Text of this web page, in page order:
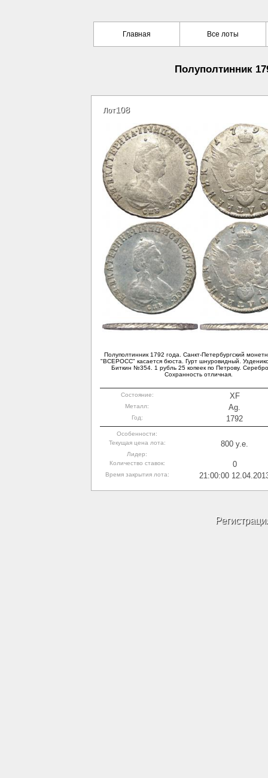
Главная Все лоты
Полуполтинник
Лот108
Полуполтинник 1792 года. Санкт-Петербургский
"ВСЕРОСС" касается бюста. Гурт шнуровидный.
Биткин №354. 1 рубль 25 копеек по Петрову.
Сохранность отличная.
Состояние: XF
Металл: Ag.
Год: 1792
Особенности:
Текущая цена лота:
800 y.e.
Лидер:
Количество ставок:
0
Время закрытия лота: 21:00:00